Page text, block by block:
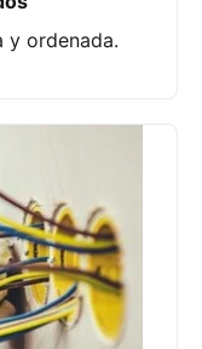
y ordenada.